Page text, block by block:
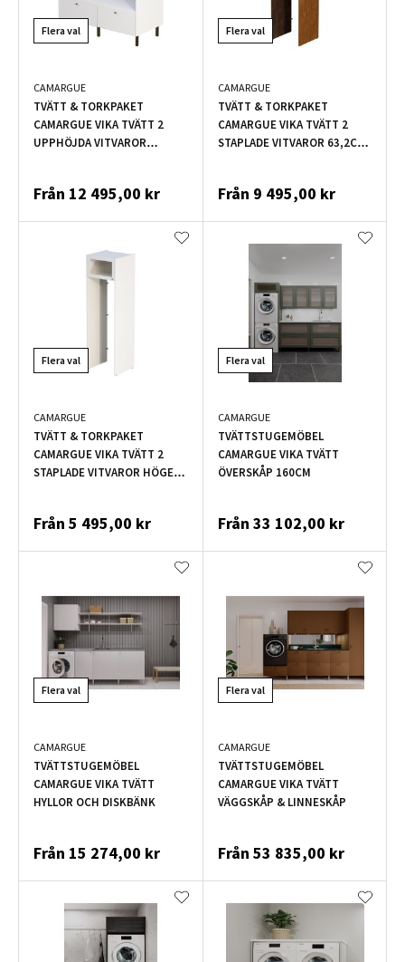
Flera val
CAMARGUE
TVÄTT & TORKPAKET
CAMARGUE VIKA TVÄTT 2
UPPHÖJDA VITVAROR
Från 12 495,00 kr
Flera val
CAMARGUE
TVÄTT & TORKPAKET
CAMARGUE VIKA TVÄTT 2
STAPLADE VITVAROR 63,2CM
Från 9 495,00 kr
Flera val
CAMARGUE
TVÄTT & TORKPAKET
CAMARGUE VIKA TVÄTT 2
STAPLADE VITVAROR HÖGER
Från 5 495,00 kr
Flera val
CAMARGUE
TVÄTTSTUGEMÖBEL
CAMARGUE VIKA TVÄTT
ÖVERSKÅP 160CM
Från 33 102,00 kr
Flera val
CAMARGUE
TVÄTTSTUGEMÖBEL
CAMARGUE VIKA TVÄTT
HYLLOR OCH DISKBÄNK
Från 15 274,00 kr
Flera val
CAMARGUE
TVÄTTSTUGEMÖBEL
CAMARGUE VIKA TVÄTT
VÄGGSKÅP & LINNESKÅP
Från 53 835,00 kr